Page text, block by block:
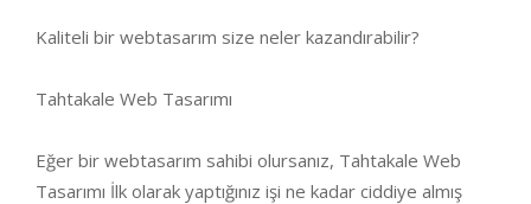
Kaliteli bir webtasarım size neler kazandırabilir?
Tahtakale Web Tasarımı
Eğer bir webtasarım sahibi olursanız, Tahtakale Web
Tasarımı İlk olarak yaptığınız işi ne kadar ciddiye almış